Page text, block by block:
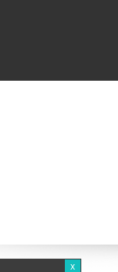
x